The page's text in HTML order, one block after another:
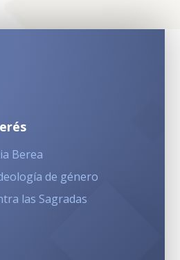
Berea
de género
las Sagradas